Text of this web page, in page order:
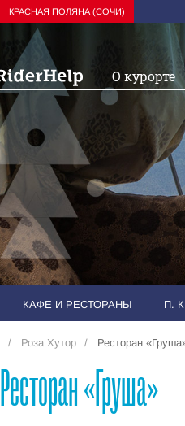
КРАСНАЯ ПОЛЯНА (СОЧИ)
О курорте
КАФЕ И РЕСТОРАНЫ П.
Роза Хутор Ресторан
Ресторан «Груша»